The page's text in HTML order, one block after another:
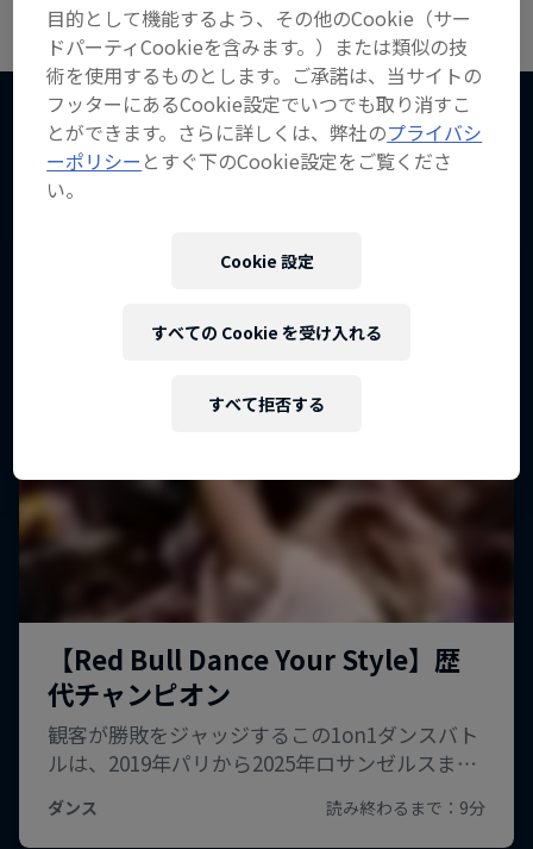
こちらもチェック！
目的として機能するよう、その他のCookie（サー
ドパーティCookieを含みます。）または類似の技
術を使用するものとします。ご承諾は、当サイトの
フッターにあるCookie設定でいつでも取り消すこ
とができます。さらに詳しくは、弊社のプライバシ
ーポリシー とすぐ下のCookie設定をご覧くださ
い。
Cookie 設定
すべて拒否する
すべての Cookie を受け入れる